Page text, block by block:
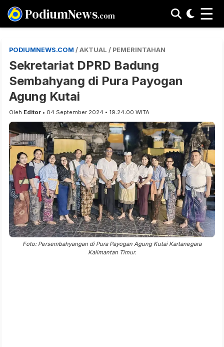
PodiumNews.com ☰
PODIUMNEWS.COM / AKTUAL / PEMERINTAHAN
Sekretariat DPRD Badung
Sembahyang di Pura Payogan
Agung Kutai
Oleh Editor • 04 September 2024 • 19:24:00 WITA
Foto: Persembahyangan di Pura Payogan Agung Kutai Kartanegara
Kalimantan Timur.